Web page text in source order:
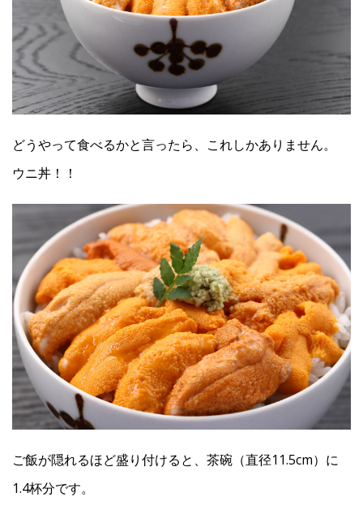
どうやって食べるかと言ったら、これしかありません。
ウニ丼！！
ご飯が隠れるほど盛り付けると、茶碗（直径11.5cm）に
1.4杯分です。